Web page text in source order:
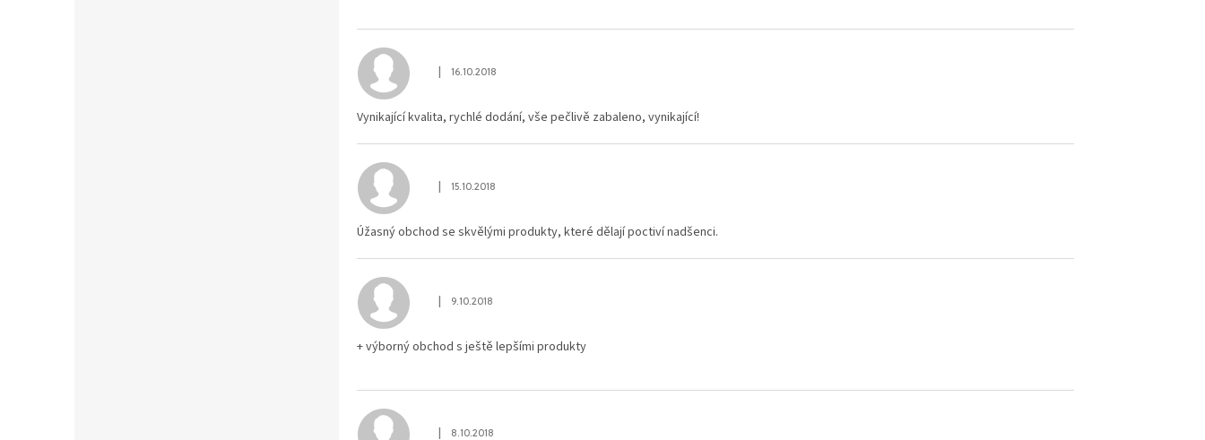
Hodnocení obchodu je 5 z 5 hvězdiček.
16.10.2018
Vynikající kvalita, rychlé dodání, vše pečlivě zabaleno, vynikající!
Hodnocení obchodu je 5 z 5 hvězdiček.
15.10.2018
Úžasný obchod se skvělými produkty, které dělají poctiví nadšenci.
Hodnocení obchodu je 5 z 5 hvězdiček.
9.10.2018
+ výborný obchod s ještě lepšími produkty
8.10.2018